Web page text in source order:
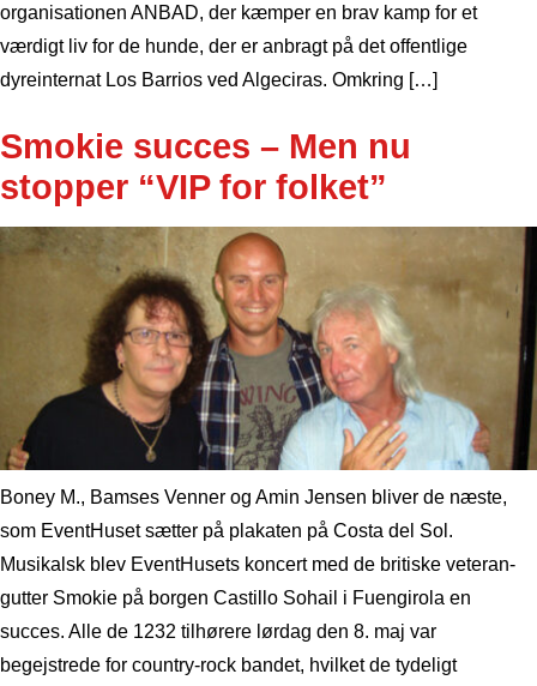
organisationen ANBAD, der kæmper en brav kamp for et
værdigt liv for de hunde, der er anbragt på det offentlige
dyreinternat Los Barrios ved Algeciras. Omkring […]
Smokie succes – Men nu
stopper “VIP for folket”
Boney M., Bamses Venner og Amin Jensen bliver de næste,
som EventHuset sætter på plakaten på Costa del Sol.
Musikalsk blev EventHusets koncert med de britiske veteran-
gutter Smokie på borgen Castillo Sohail i Fuengirola en
succes. Alle de 1232 tilhørere lørdag den 8. maj var
begejstrede for country-rock bandet, hvilket de tydeligt